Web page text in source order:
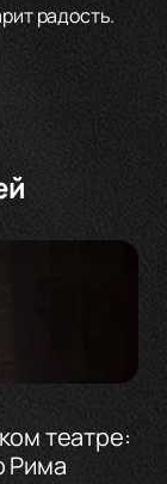
радость.
театре:
Рима